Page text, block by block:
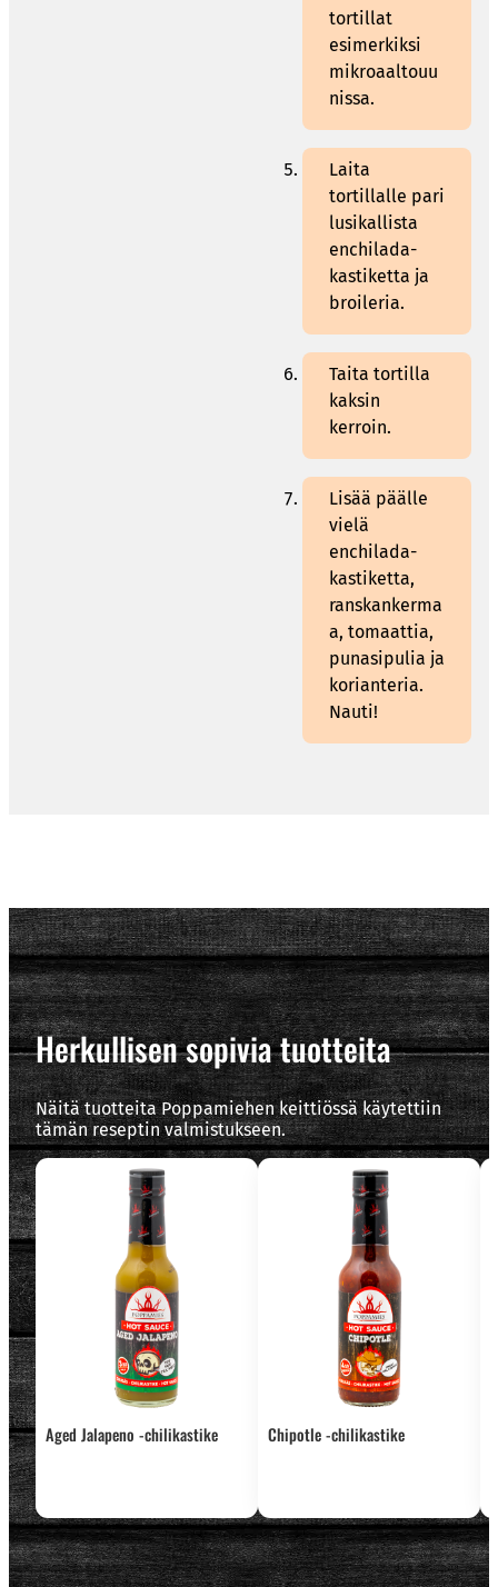
tortillat
esimerkiksi
mikroaaltouu
nissa.
Laita
tortillalle pari
lusikallista
enchilada-
kastiketta ja
broileria.
Taita tortilla
kaksin
kerroin.
Lisää päälle
vielä
enchilada-
kastiketta,
ranskankerma
a, tomaattia,
punasipulia ja
korianteria.
Nauti!
Herkullisen sopivia tuotteita
Näitä tuotteita Poppamiehen keittiössä käytettiin
tämän reseptin valmistukseen.
Aged Jalapeno -chilikastike Chipotle -chilikastike